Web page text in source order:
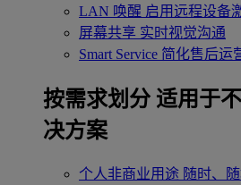
LAN 唤醒 启用远程设备
屏幕共享 实时视觉沟通
Smart Service 简化售后运
按需求划分 适用于
决方案
个人非商业用途 随时、